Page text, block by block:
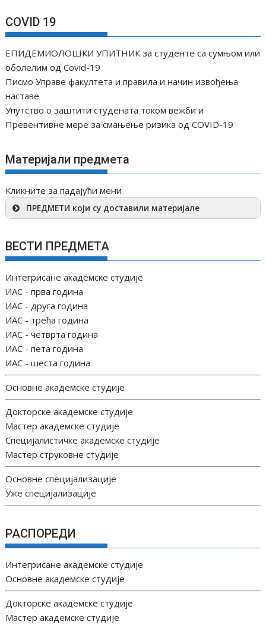
COVID 19
ЕПИДЕМИОЛОШКИ УПИТНИК за студенте са сумњом или
оболелим од Covid-19
Писмо Управе факултета и правила и начин извођења
наставе
Упутство о заштити студената током вежби и
Превентивне мере за смањење ризика од COVID-19
Материјали предмета
Кликните за падајући мени
ПРЕДМЕТИ који су доставили материјале
ВЕСТИ ПРЕДМЕТА
Интегрисане академске студије
ИАС - прва година
ИАС - друга година
ИАС - трећа година
ИАС - четврта година
ИАС - пета година
ИАС - шеста година
Основне академске студије
Докторске академске студије
Мастер академске студије
Специјалистичке академске студије
Мастер струковне студије
Основне специјализације
Уже специјализације
РАСПОРЕДИ
Интегрисане академске студије
Основне академске студије
Докторске академске студије
Мастер академске студије